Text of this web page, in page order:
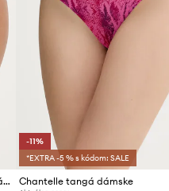
Calvin Klein Underwear nohavičky dámske bavlnené s elastanom
-11%
*EXTRA -5 % s kódom: SALE
Chantelle tangá dámske